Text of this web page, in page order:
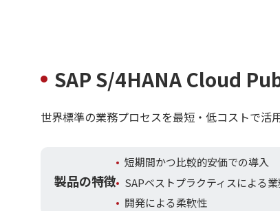
SAP S/4HANA Cloud
世界標準の業務プロセスを最短・低コストで活
製品の特徴
短期間かつ比較的安価での導入
SAPベストプラクティスによる
開発による柔軟性